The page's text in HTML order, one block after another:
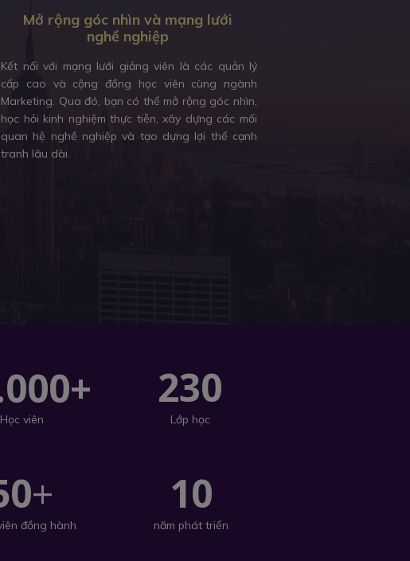
Mở rộng góc nhìn và mạng lưới
nghề nghiệp
Kết nối với mạng lưới giảng viên là các quản lý
cấp cao và cộng đồng học viên cùng ngành
Marketing. Qua đó, bạn có thể mở rộng góc nhìn,
học hỏi kinh nghiệm thực tiễn, xây dựng các mối
quan hệ nghề nghiệp và tạo dựng lợi thế cạnh
tranh lâu dài.
230
Lớp học
10
năm phát triển
+
đồng hành
Học viên